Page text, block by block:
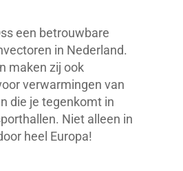
een betrouwbare
in Nederland.
maken zij ook
verwarmingen van
die je tegenkomt in
Niet alleen in
heel Europa!